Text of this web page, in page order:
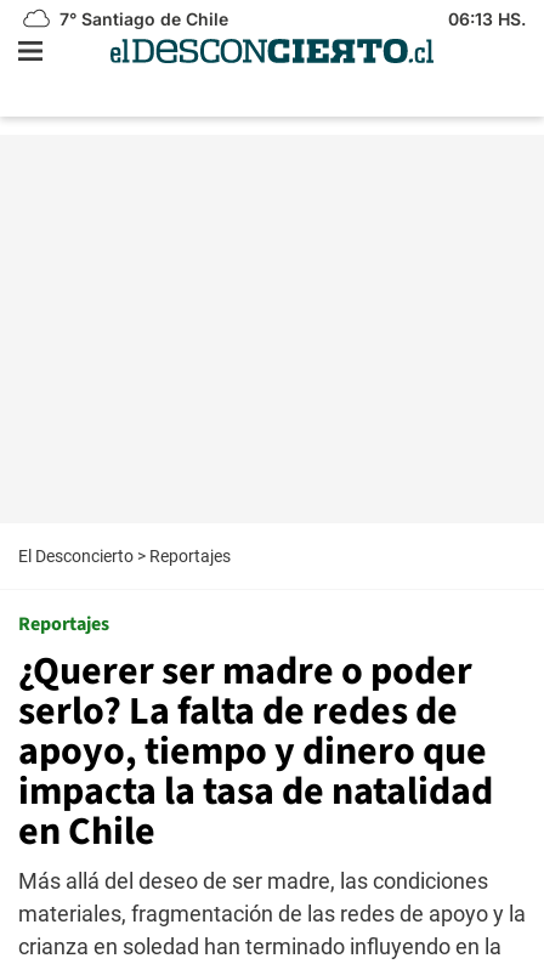
7° Santiago de Chile 06:13 HS.
El Desconcierto > Reportajes
Reportajes
¿Querer ser madre o poder
serlo? La falta de redes de
apoyo, tiempo y dinero que
impacta la tasa de natalidad
en Chile
Más allá del deseo de ser madre, las condiciones
materiales, fragmentación de las redes de apoyo y la
crianza en soledad han terminado influyendo en la